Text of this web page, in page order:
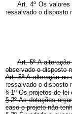
Art. 4º Os
ressalvado o disposto
Art. 5º A
observado o disposto
Art. 5º A alteração
ressalvado o disposto
§ 1º Os projetos de
§ 2º As dotações
caso o projeto não